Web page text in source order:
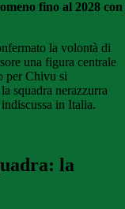
fino al 2028 con
la volontà di
una figura centrale
per Chivu si
squadra nerazzurra
in Italia.
la